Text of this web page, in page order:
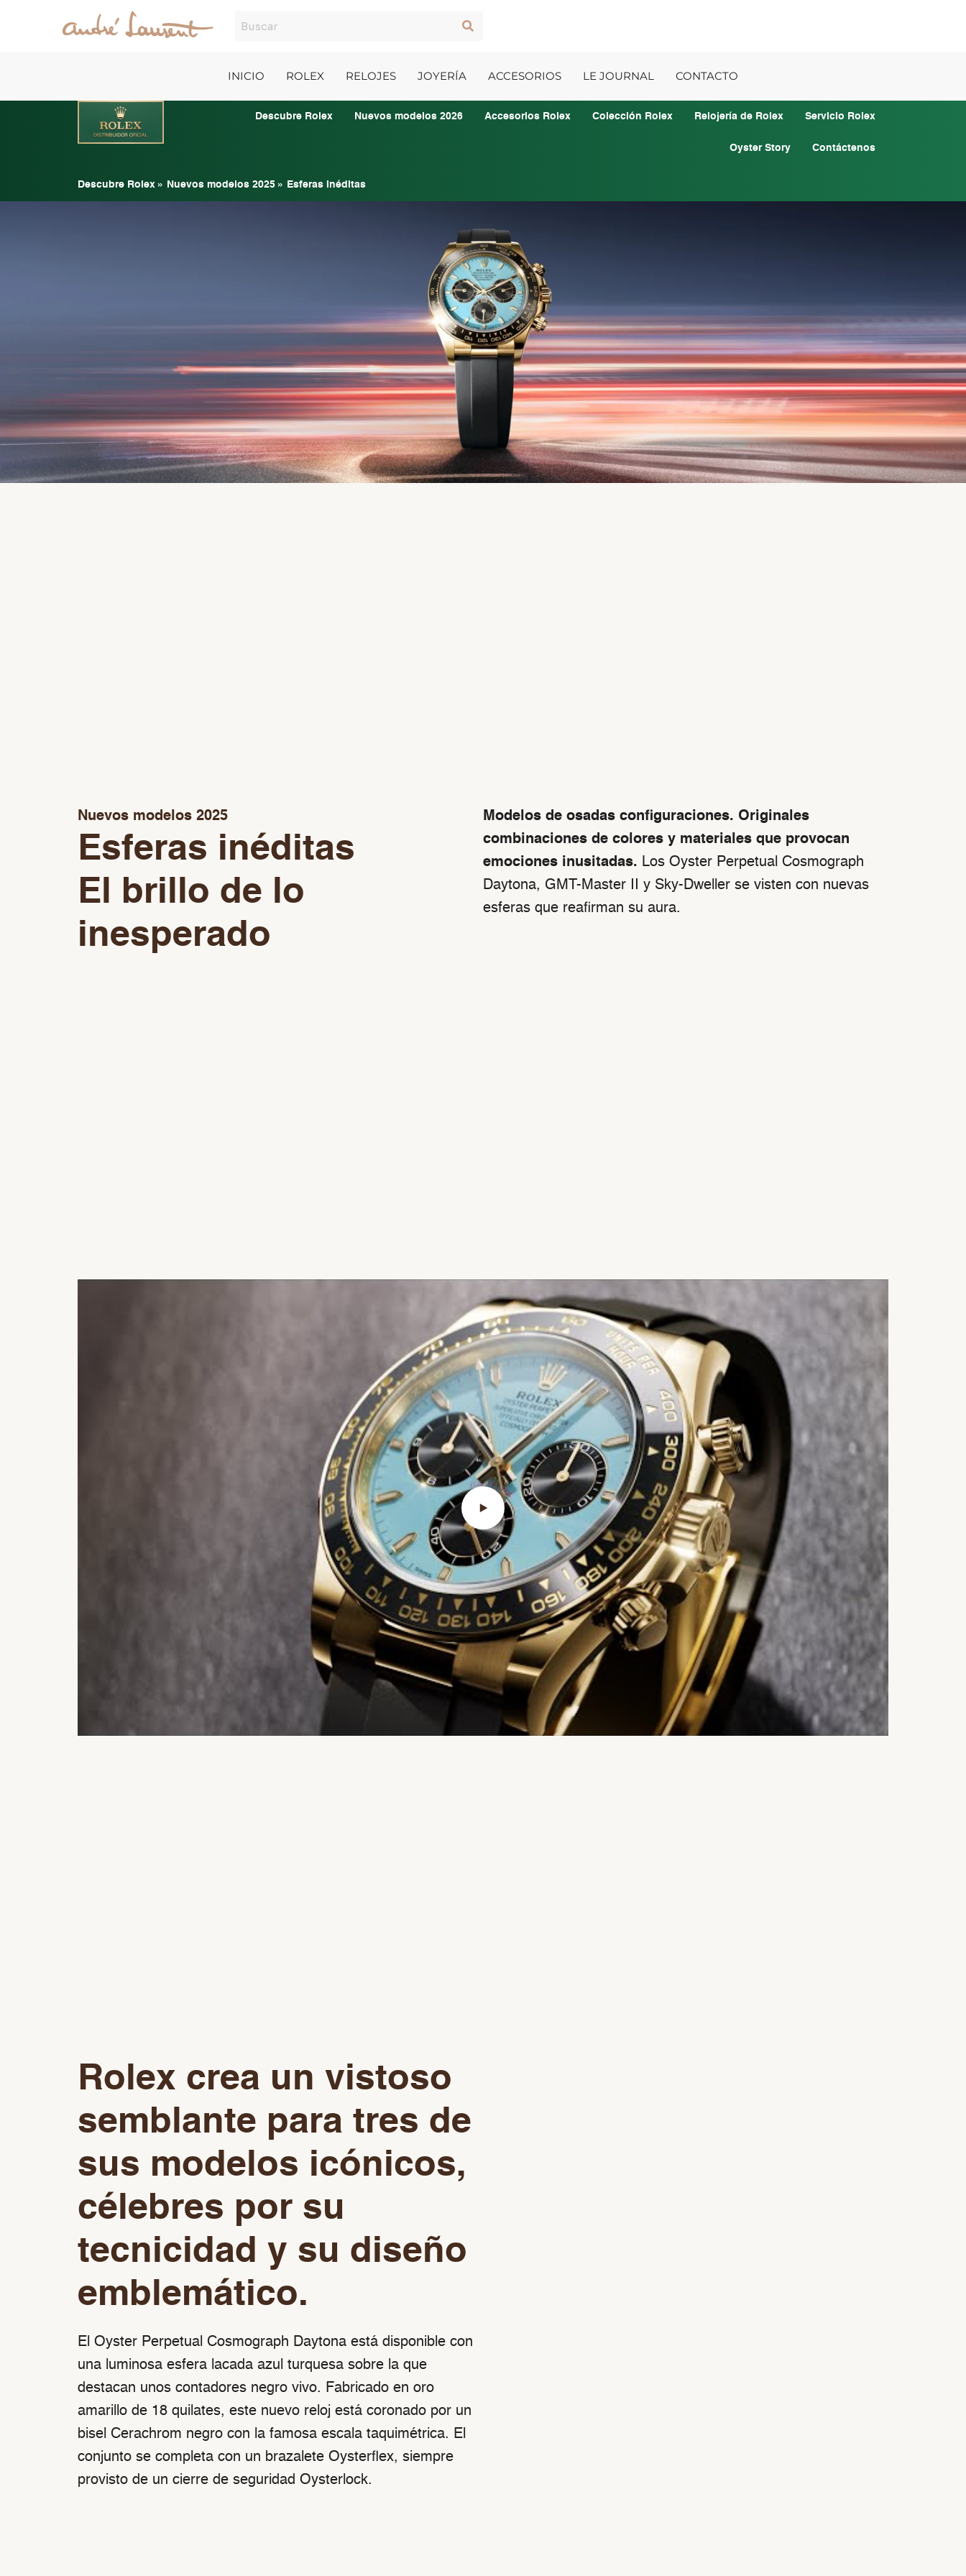
INICIO ROLEX RELOJES JOYERÍA ACCESORIOS LE JOURNAL CONTACTO
Descubre Rolex Nuevos modelos 2026 Accesorios Rolex Colección Rolex Relojería de Rolex Servicio Rolex
Oyster Story Contáctenos
Descubre Rolex» Nuevos modelos 2025» Esferas inéditas
Nuevos modelos 2025
Esferas inéditas
El brillo de lo
inesperado
Modelos de osadas configuraciones. Originales
combinaciones de colores y materiales que provocan
emociones inusitadas. Los Oyster Perpetual Cosmograph
Daytona, GMT-Master II y Sky-Dweller se visten con nuevas
esferas que reafirman su aura.
Rolex crea un vistoso
semblante para tres de
sus modelos icónicos,
célebres por su
tecnicidad y su diseño
emblemático.
El Oyster Perpetual Cosmograph Daytona está disponible con
una luminosa esfera lacada azul turquesa sobre la que
destacan unos contadores negro vivo. Fabricado en oro
amarillo de 18 quilates, este nuevo reloj está coronado por un
bisel Cerachrom negro con la famosa escala taquimétrica. El
conjunto se completa con un brazalete Oysterflex, siempre
provisto de un cierre de seguridad Oysterlock.